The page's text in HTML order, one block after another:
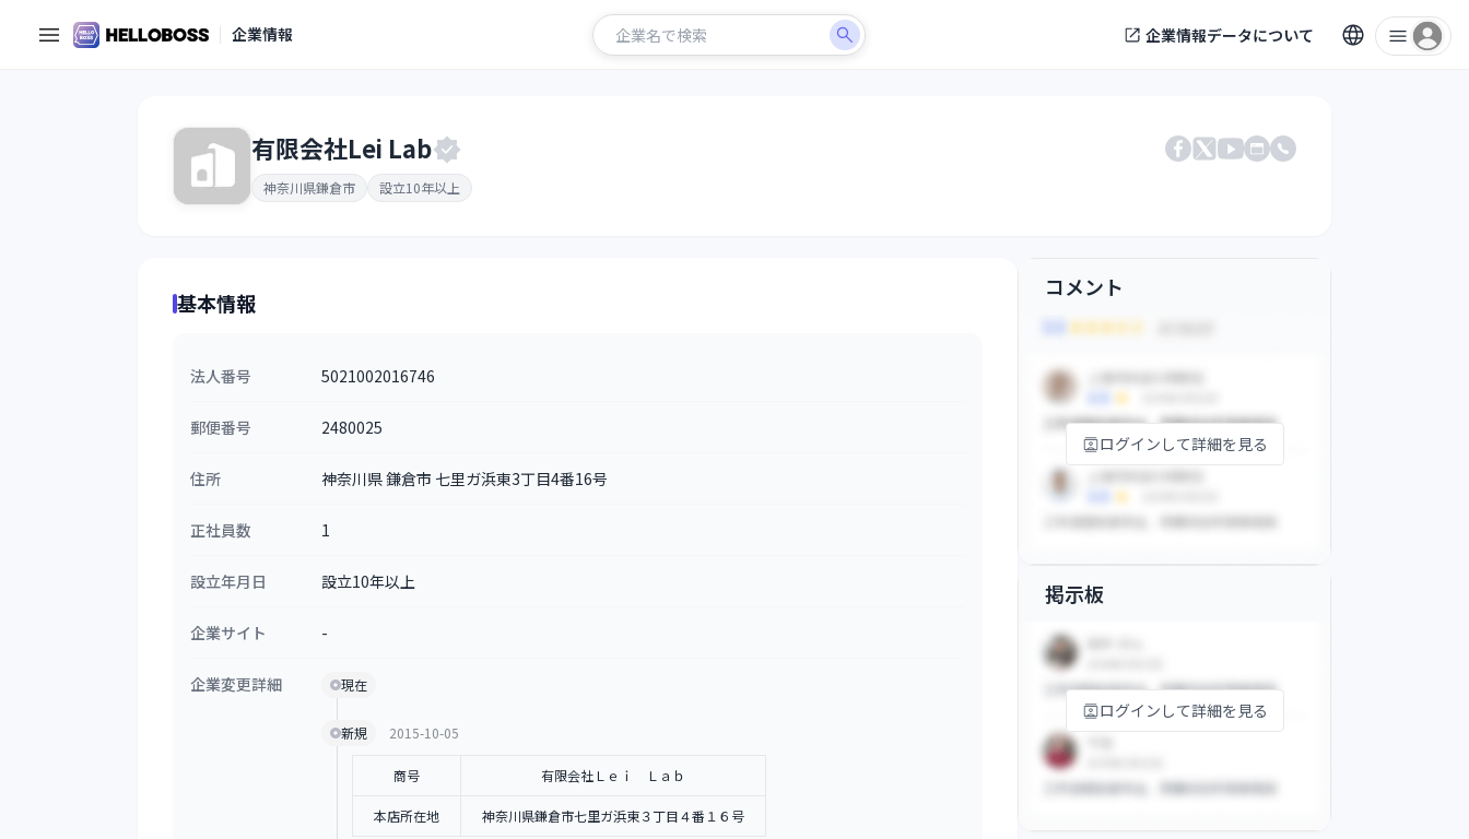
企業情報 企業情報データについて
有限会社Lei Lab
神奈川県鎌倉市 設立10年以上
Facebook
X YouTube
公式サイト
電話番号
基本情報
法人番号 5021002016746
郵便番号 2480025
住所 神奈川県 鎌倉市 七里ガ浜東3丁目4番16号
正社員数 1
設立年月日 設立10年以上
企業サイト -
企業変更詳細 現在
新規 2015-10-05
商号 有限会社Ｌｅｉ Ｌａｂ
本店所在地 神奈川県鎌倉市七里ガ浜東３丁目４番１６号
コメント
ログインして詳細を見る
掲示板
ログインして詳細を見る